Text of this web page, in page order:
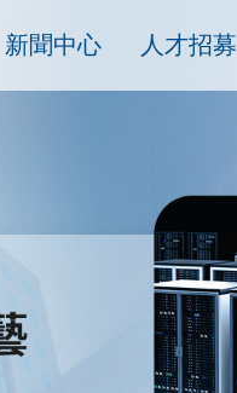
新聞中心 人才招募